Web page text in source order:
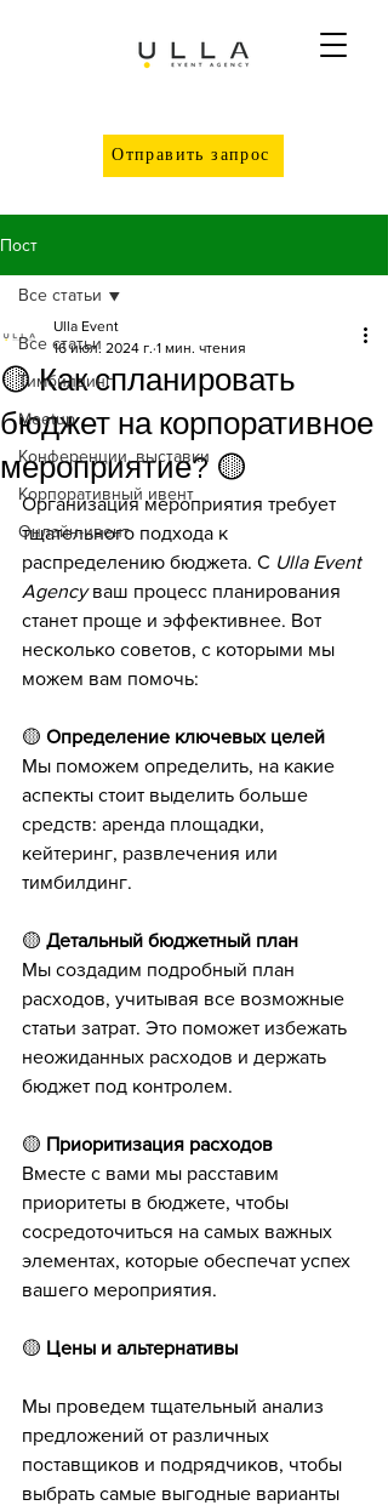
Отправить запрос
Пост
Все статьи
Тимбилдинг
Meetup
Конференции, выставки
Корпоративный ивент
Онлайн-ивент
Все статьи
🟡 Как спланировать
бюджет на корпоративное
мероприятие? 🟡
Ulla Event
16 июл. 2024 г. 1 мин. чтения
Организация мероприятия требует
тщательного подхода к
распределению бюджета. С Ulla Event
Agency ваш процесс планирования
станет проще и эффективнее. Вот
несколько советов, с которыми мы
можем вам помочь:
🟡 Определение ключевых целей
Мы поможем определить, на какие
аспекты стоит выделить больше
средств: аренда площадки,
кейтеринг, развлечения или
тимбилдинг.
🟡 Детальный бюджетный план
Мы создадим подробный план
расходов, учитывая все возможные
статьи затрат. Это поможет избежать
неожиданных расходов и держать
бюджет под контролем.
🟡 Приоритизация расходов
Вместе с вами мы расставим
приоритеты в бюджете, чтобы
сосредоточиться на самых важных
элементах, которые обеспечат успех
вашего мероприятия.
🟡 Цены и альтернативы
Мы проведем тщательный анализ
предложений от различных
поставщиков и подрядчиков, чтобы
выбрать самые выгодные варианты